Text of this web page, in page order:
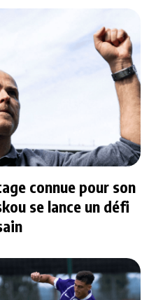
connue pour son
se lance un défi